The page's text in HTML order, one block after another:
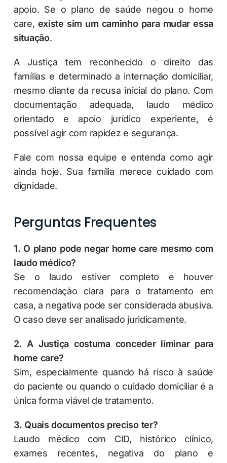
apoio. Se o plano de saúde negou o home
care, existe sim um caminho para mudar essa
situação.
A Justiça tem reconhecido o direito das
famílias e determinado a internação domiciliar,
mesmo diante da recusa inicial do plano. Com
documentação adequada, laudo médico
orientado e apoio jurídico experiente, é
possível agir com rapidez e segurança.
Fale com nossa equipe e entenda como agir
ainda hoje. Sua família merece cuidado com
dignidade.
Perguntas Frequentes
1. O plano pode negar home care mesmo com
laudo médico?
Se o laudo estiver completo e houver
recomendação clara para o tratamento em
casa, a negativa pode ser considerada abusiva.
O caso deve ser analisado juridicamente.
2. A Justiça costuma conceder liminar para
home care?
Sim, especialmente quando há risco à saúde
do paciente ou quando o cuidado domiciliar é a
única forma viável de tratamento.
3. Quais documentos preciso ter?
Laudo médico com CID, histórico clínico,
exames recentes, negativa do plano e